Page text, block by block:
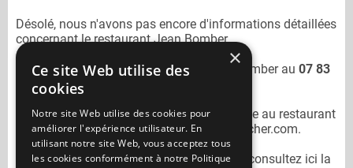
Désolé, nous n'avons pas encore d'informations détaillées
concernant le restaurant Jean Bomber.
Vous pouvez joindre le restaurant
Jean Bomber au 07 83
12 37 67
N'oubliez pas de préciser lors de votre sortie au restaurant
Jean Bomberqu'il n'est pas sur Mangercacher.com.
Pour consulter un autre restaurant cacher
consultez ici la
×
Ce site Web utilise des
cookies
Notre site Web utilise des cookies pour
améliorer l'expérience utilisateur. En
utilisant notre site Web, vous acceptez tous
les cookies conformément à notre Politique